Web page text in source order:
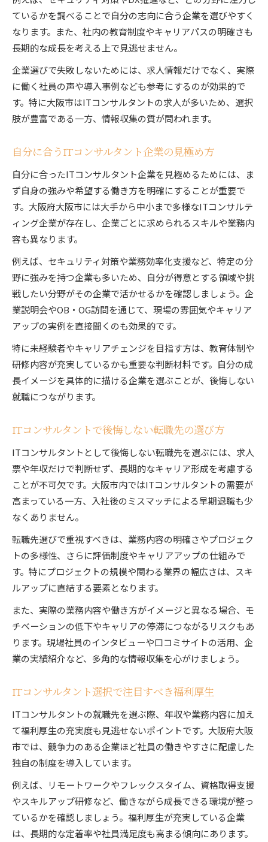
ているかを調べることで自分の志向に合う企業を選びやすく
なります。また、社内の教育制度やキャリアパスの明確さも
長期的な成長を考える上で見逃せません。
企業選びで失敗しないためには、求人情報だけでなく、実際
に働く社員の声や導入事例なども参考にするのが効果的で
す。特に大阪市はITコンサルタントの求人が多いため、選択
肢が豊富である一方、情報収集の質が問われます。
自分に合うITコンサルタント企業の見極め方
自分に合ったITコンサルタント企業を見極めるためには、ま
ず自身の強みや希望する働き方を明確にすることが重要で
す。大阪府大阪市には大手から中小まで多様なITコンサルテ
ィング企業が存在し、企業ごとに求められるスキルや業務内
容も異なります。
例えば、セキュリティ対策や業務効率化支援など、特定の分
野に強みを持つ企業も多いため、自分が得意とする領域や挑
戦したい分野がその企業で活かせるかを確認しましょう。企
業説明会やOB・OG訪問を通じて、現場の雰囲気やキャリア
アップの実例を直接聞くのも効果的です。
特に未経験者やキャリアチェンジを目指す方は、教育体制や
研修内容が充実しているかも重要な判断材料です。自分の成
長イメージを具体的に描ける企業を選ぶことが、後悔しない
就職につながります。
ITコンサルタントで後悔しない転職先の選び方
ITコンサルタントとして後悔しない転職先を選ぶには、求人
票や年収だけで判断せず、長期的なキャリア形成を考慮する
ことが不可欠です。大阪市内ではITコンサルタントの需要が
高まっている一方、入社後のミスマッチによる早期退職も少
なくありません。
転職先選びで重視すべきは、業務内容の明確さやプロジェク
トの多様性、さらに評価制度やキャリアアップの仕組みで
す。特にプロジェクトの規模や関わる業界の幅広さは、スキ
ルアップに直結する要素となります。
また、実際の業務内容や働き方がイメージと異なる場合、モ
チベーションの低下やキャリアの停滞につながるリスクもあ
ります。現場社員のインタビューや口コミサイトの活用、企
業の実績紹介など、多角的な情報収集を心がけましょう。
ITコンサルタント選択で注目すべき福利厚生
ITコンサルタントの就職先を選ぶ際、年収や業務内容に加え
て福利厚生の充実度も見逃せないポイントです。大阪府大阪
市では、競争力のある企業ほど社員の働きやすさに配慮した
独自の制度を導入しています。
例えば、リモートワークやフレックスタイム、資格取得支援
やスキルアップ研修など、働きながら成長できる環境が整っ
ているかを確認しましょう。福利厚生が充実している企業
は、長期的な定着率や社員満足度も高まる傾向にあります。